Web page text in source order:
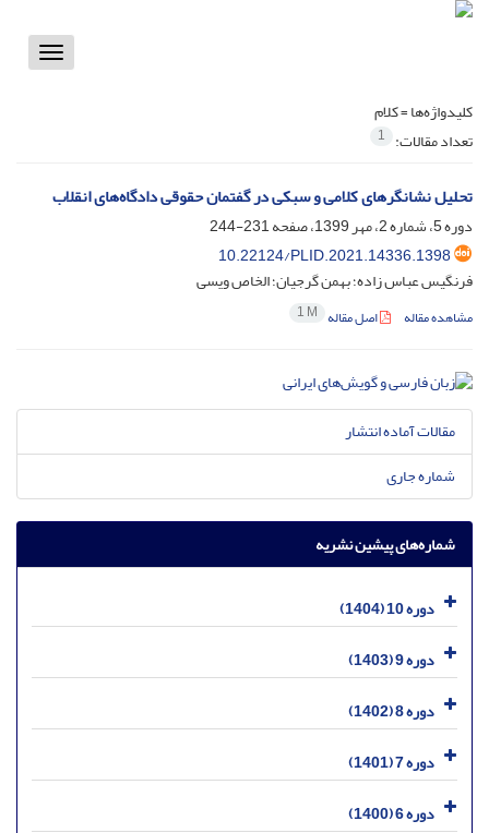
Toggle
کلیدواژه‌ها =کلام
تعداد مقالات: 1
تحلیل نشانگرهای کلامی و سبکی در گفتمان حقوقی دادگاه‌های انقلاب
دوره 5، شماره 2، مهر 1399، صفحه
231-244
10.22124/PLID.2021.14336.1398
فرنگیس عباس زاده؛ بهمن گرجیان؛ الخاص ویسی
مشاهده مقاله اصل مقاله 1 M
مقالات آماده انتشار
شماره جاری
شماره‌های پیشین نشریه
دوره 10 (1404)
دوره 9 (1403)
دوره 8 (1402)
دوره 7 (1401)
دوره 6 (1400)